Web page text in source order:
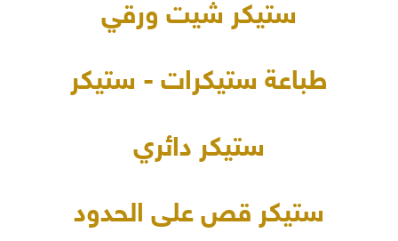
ستيكر شيت ورقي
طباعة ستيكرات - ستيكر
ستيكر دائري
ستيكر قص على الحدود